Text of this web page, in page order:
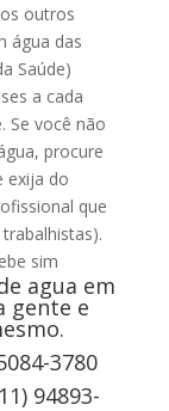
outros
água das
Saúde)
a cada
Se você não
procure
exija do
que
sim
agua em
gente e
3780
94893-